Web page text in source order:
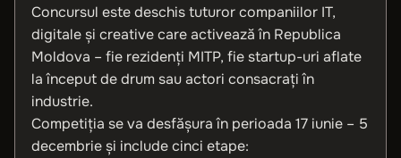
Concursul este deschis tuturor companiilor IT,
digitale și creative care activează în Republica
Moldova – fie rezidenți MITP, fie startup-uri aflate
la început de drum sau actori consacrați în
industrie.
Competiția se va desfășura în perioada 17 iunie – 5
decembrie și include cinci etape: